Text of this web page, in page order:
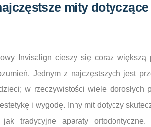
mity dotyczące
Invisalign cieszy się coraz
Jednym z najczęstszych jest
w rzeczywistości wiele
i wygodę. Inny mit dotyczy
jak tradycyjne aparaty